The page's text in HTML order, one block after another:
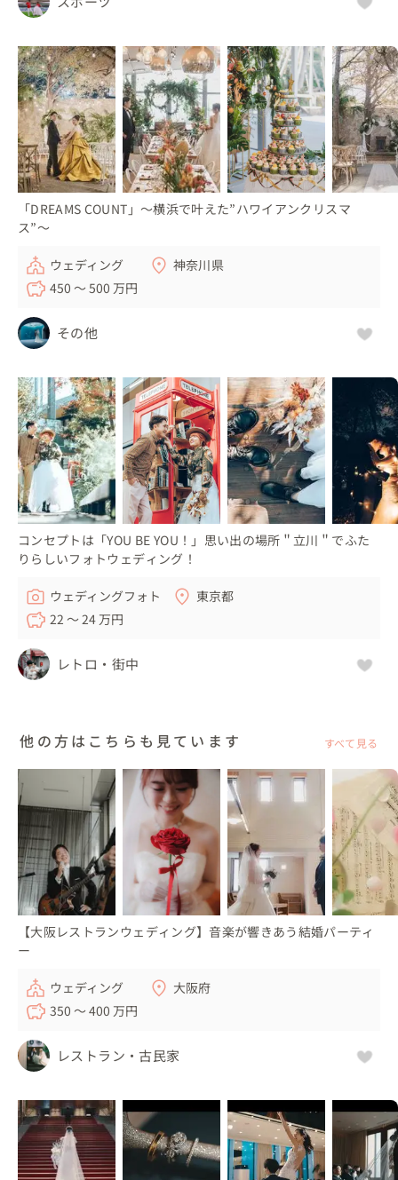
「DREAMS COUNT」～横浜で叶えた”ハワイアンクリスマ
ス”～
ウェディング
神奈川県
450 〜 500 万円
その他
コンセプトは「YOU BE YOU！」思い出の場所＂立川＂でふた
りらしいフォトウェディング！
ウェディングフォト
東京都
22 〜 24 万円
レトロ・街中
他の方はこちらも見ています すべて見る
【大阪レストランウェディング】音楽が響きあう結婚パーティ
ー
ウェディング
大阪府
350 〜 400 万円
レストラン・古民家